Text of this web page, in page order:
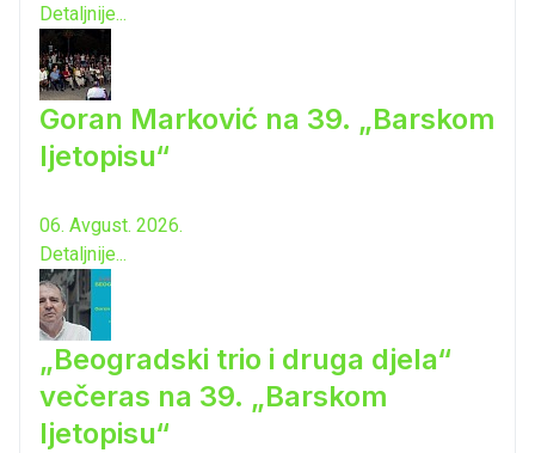
Detaljnije...
Goran Marković na 39. „Barskom
ljetopisu“
06. Avgust. 2026.
Detaljnije...
„Beogradski trio i druga djela“
večeras na 39. „Barskom
ljetopisu“